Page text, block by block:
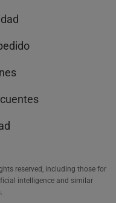
reserved, including those for
intelligence and similar